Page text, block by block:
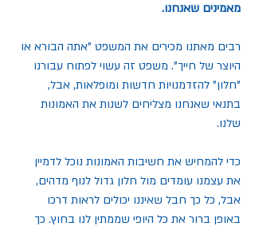
מאמינים שאנחנו.
רבים מאתנו מכירים את המשפט "אתה הבורא או
היוצר של חייך". משפט זה עשוי לפתוח עבורנו
"חלון" להזדמנויות חדשות ומופלאות, אבל,
בתנאי שאנחנו מצליחים לשנות את האמונות
שלנו.
כדי להמחיש את חשיבות האמונות נוכל לדמיין
את עצמנו עומדים מול חלון גדול לנוף מדהים,
אבל, כל כך חבל שאיננו יכולים לראות דרכו
באופן ברור את כל היופי שממתין לנו בחוץ. כך